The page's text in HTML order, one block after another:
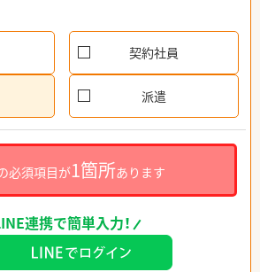
契約社員
派遣
必須項目が1箇所あります
連携で簡単入力！